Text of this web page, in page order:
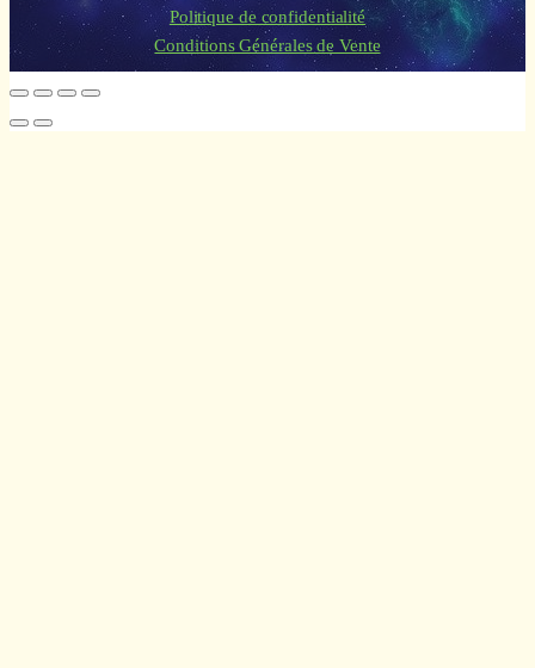
Politique de confidentialité
Conditions Générales de Vente